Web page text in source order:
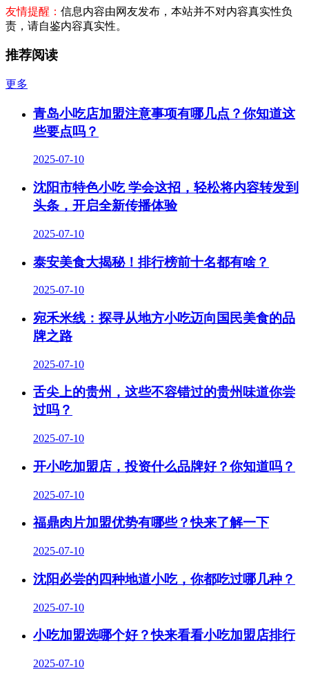
友情提醒： 信息内容由网友发布，本站并不对内容真实性负
责，请自鉴内容真实性。
推荐阅读
更多
青岛小吃店加盟注意事项有哪几点？你知道这
些要点吗？
2025-07-10
沈阳市特色小吃 学会这招，轻松将内容转发到
头条，开启全新传播体验
2025-07-10
泰安美食大揭秘！排行榜前十名都有啥？
2025-07-10
宛禾米线：探寻从地方小吃迈向国民美食的品
牌之路
2025-07-10
舌尖上的贵州，这些不容错过的贵州味道你尝
过吗？
2025-07-10
开小吃加盟店，投资什么品牌好？你知道吗？
2025-07-10
福鼎肉片加盟优势有哪些？快来了解一下
2025-07-10
沈阳必尝的四种地道小吃，你都吃过哪几种？
2025-07-10
小吃加盟选哪个好？快来看看小吃加盟店排行
2025-07-10